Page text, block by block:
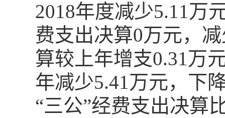
2018年度减少5.11万
费支出决算0万元，
算较上年增支0.31万
年减少5.41万元，下
“三公”经费支出决算